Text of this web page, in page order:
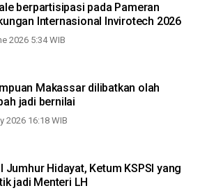
berpartisipasi pada Pameran
Internasional Invirotech 2026
2026 5:34 WIB
Makassar dilibatkan olah
jadi bernilai
2026 16:18 WIB
Jumhur Hidayat, Ketum KSPSI yang
jadi Menteri LH